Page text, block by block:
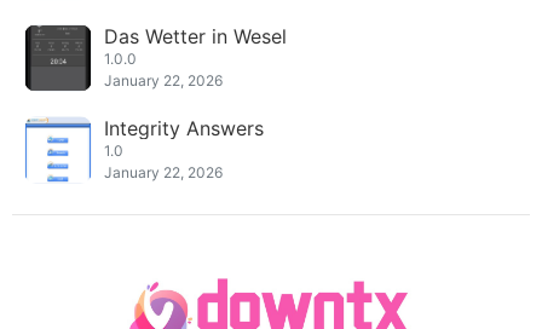
Das Wetter in Wesel
1.0.0
January 22, 2026
Integrity Answers
1.0
January 22, 2026